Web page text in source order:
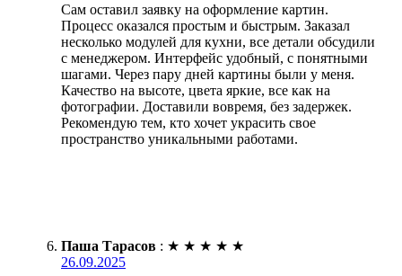
Сам оставил заявку на оформление картин.
Процесс оказался простым и быстрым. Заказал
несколько модулей для кухни, все детали обсудили
с менеджером. Интерфейс удобный, с понятными
шагами. Через пару дней картины были у меня.
Качество на высоте, цвета яркие, все как на
фотографии. Доставили вовремя, без задержек.
Рекомендую тем, кто хочет украсить свое
пространство уникальными работами.
Паша Тарасов : ★ ★ ★ ★ ★
26.09.2025